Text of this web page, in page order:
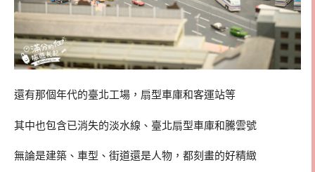
還有那個年代的臺北工場，扇型車庫和客運站等
其中也包含已消失的淡水線、臺北扇型車庫和騰雲號
無論是建築、車型、街道還是人物，都刻畫的好精緻